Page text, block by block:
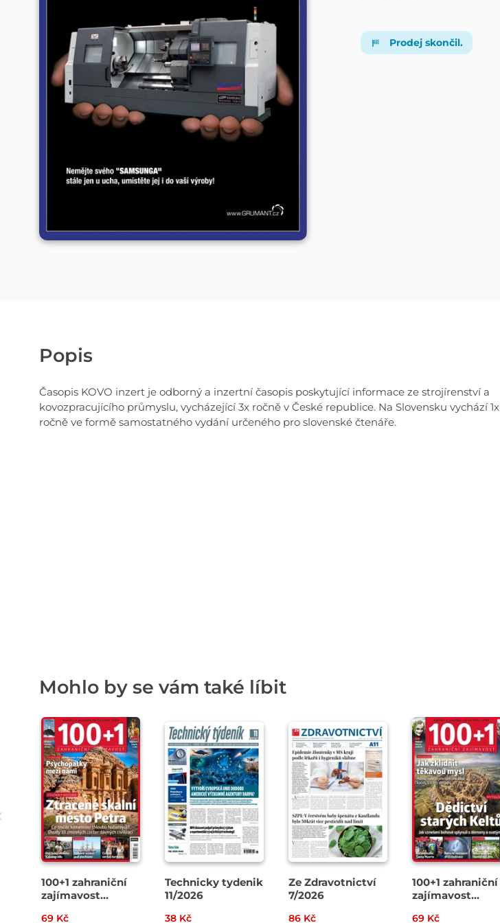
Prodej skončil.
Popis
Časopis KOVO inzert je odborný a inzertní časopis poskytující informace ze strojírenství a
kovozpracujícího průmyslu, vycházející 3x ročně v České republice. Na Slovensku vychází 1x
ročně ve formě samostatného vydání určeného pro slovenské čtenáře.
Mohlo by se vám také líbit
100+1 zahraniční
zajímavost
69 Kč
Technicky tydenik
11/2026
38 Kč
Ze Zdravotnictví
7/2026
86 Kč
100+1 zahraniční
zajímavost
69 Kč